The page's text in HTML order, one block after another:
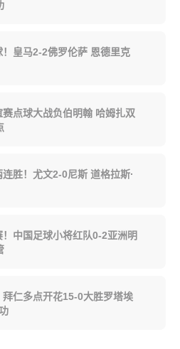
皇马2-2佛罗伦萨 恩德里克
点球大战负伯明翰 哈姆扎双
胜！尤文2-0尼斯 道格拉斯·
中国足球小将红队0-2亚洲明
仁多点开花15-0大胜罗塔埃